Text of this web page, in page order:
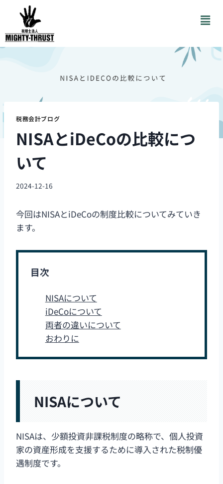
税務会計ブログ
NISAとiDeCoの比較につ
いて
2024-12-16
今回はNISAとiDeCoの制度比較についてみていき
ます。
目次
NISAについて
iDeCoについて
両者の違いについて
おわりに
NISAについて
NISAは、少額投資非課税制度の略称で、個人投資
家の資産形成を支援するために導入された税制優
遇制度です。